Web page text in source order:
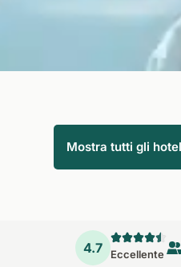
cutanei in modo naturale.
programmi termali certificati
d'Europa, con un servizio
Mostra tutti gli
4.7 Eccellente